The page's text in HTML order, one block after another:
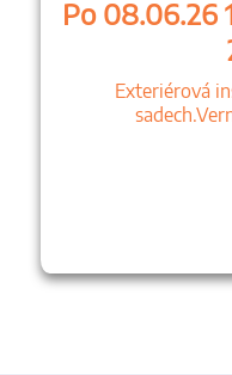
Po 08.06.26
Exteriérová